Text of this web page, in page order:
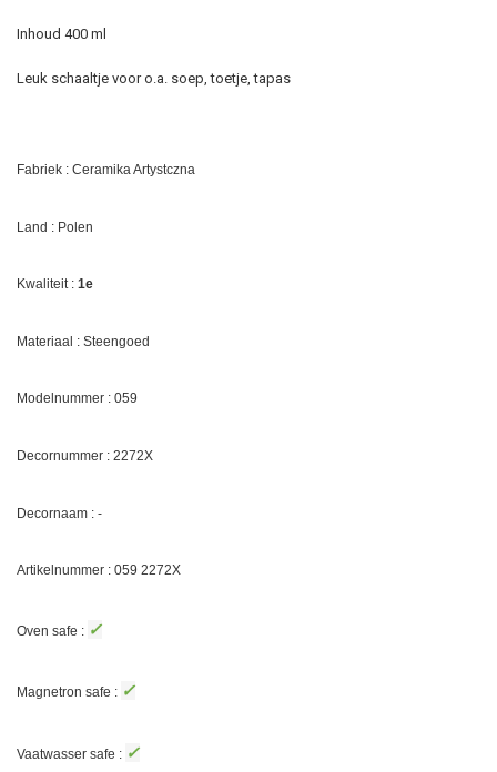
Inhoud 400 ml
Leuk schaaltje voor o.a. soep, toetje, tapas
Fabriek : Ceramika Artystczna
Land : Polen
Kwaliteit : 1e
Materiaal : Steengoed
Modelnummer : 059
Decornummer : 2272X
Decornaam : -
Artikelnummer : 059 2272X
Oven safe : ✓
Magnetron safe : ✓
Vaatwasser safe : ✓